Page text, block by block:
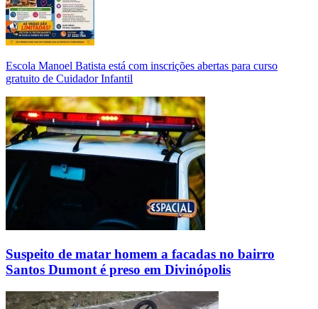
Escola Manoel Batista está com inscrições abertas para curso
gratuito de Cuidador Infantil
Suspeito de matar homem a facadas no bairro
Santos Dumont é preso em Divinópolis